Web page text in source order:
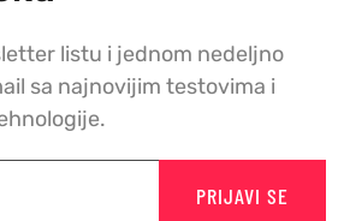
listu i jednom nedeljno
sa najnovijim testovima i
PRIJAVI SE